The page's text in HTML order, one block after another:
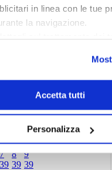
in linea con le tue
la navigazione.
sui cookie, ti invitiamo a
cookie.
tramite la “X”
alcuna profilazione e
alla profilazione che
Accetta tutti
Personalizza